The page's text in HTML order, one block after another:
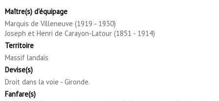
Maître(s) d'équipage
Marquis de Villeneuve (1919 - 1930)
Joseph et Henri de Carayon-Latour (1851 - 1914)
Territoire
Massif landais
Devise(s)
Droit dans la voie - Gironde.
Fanfare(s)